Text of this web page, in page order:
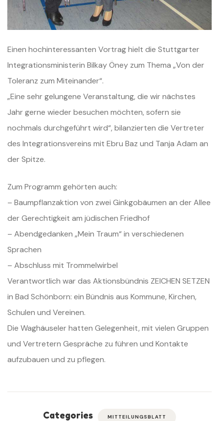
Einen hochinteressanten Vortrag hielt die Stuttgarter
Integrationsministerin Bilkay Öney zum Thema „Von der
Toleranz zum Miteinander“.
„Eine sehr gelungene Veranstaltung, die wir nächstes
Jahr gerne wieder besuchen möchten, sofern sie
nochmals durchgeführt wird“, bilanzierten die Vertreter
des Integrationsvereins mit Ebru Baz und Tanja Adam an
der Spitze.
Zum Programm gehörten auch:
– Baumpflanzaktion von zwei Ginkgobäumen an der Allee
der Gerechtigkeit am jüdischen Friedhof
– Abendgedanken „Mein Traum“ in verschiedenen
Sprachen
– Abschluss mit Trommelwirbel
Verantwortlich war das Aktionsbündnis ZEICHEN SETZEN
in Bad Schönborn: ein Bündnis aus Kommune, Kirchen,
Schulen und Vereinen.
Die Waghäuseler hatten Gelegenheit, mit vielen Gruppen
und Vertretern Gespräche zu führen und Kontakte
aufzubauen und zu pflegen.
Categories MITTEILUNGSBLATT